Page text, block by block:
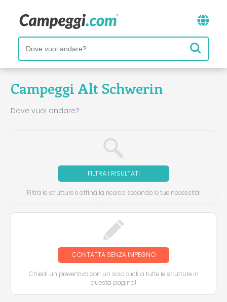
Campeggi Alt Schwerin
Dove vuoi andare?
FILTRA I RISULTATI
Filtra le strutture e affina la ricerca secondo le tue necessità!
CONTATTA SENZA IMPEGNO
Chiedi un preventivo con un solo click a tutte le strutture in
questa pagina!